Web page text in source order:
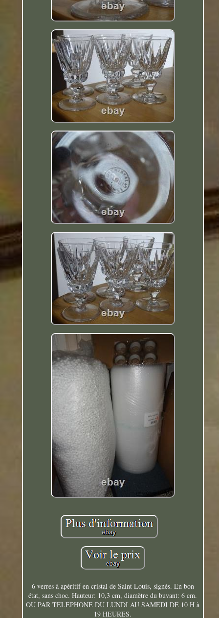
6 verres à apéritif en cristal de Saint Louis, signés. En bon
état, sans choc. Hauteur: 10,3 cm, diamètre du buvant: 6 cm.
OU PAR TELEPHONE DU LUNDI AU SAMEDI DE 10 H à
19 HEURES.